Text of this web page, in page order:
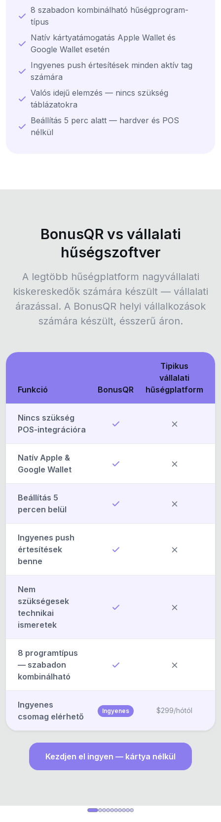
8 szabadon kombinálható hűségprogram-
típus
Natív kártyatámogatás Apple Wallet és
Google Wallet esetén
Ingyenes push értesítések minden aktív tag
számára
Valós idejű elemzés — nincs szükség
táblázatokra
Beállítás 5 perc alatt — hardver és POS
nélkül
BonusQR vs vállalati
hűségszoftver
A legtöbb hűségplatform nagyvállalati
kiskereskedők számára készült — vállalati
árazással. A BonusQR helyi vállalkozások
számára készült, ésszerű áron.
Funkció BonusQR
Tipikus
vállalati
hűségplatform
Nincs szükség
POS-integrációra
Natív Apple &
Google Wallet
Beállítás 5
percen belül
Ingyenes push
értesítések
benne
Nem
szükségesek
technikai
ismeretek
8 programtípus
— szabadon
kombinálható
Ingyenes
csomag elérhető
Ingyenes $299/hótól
Kezdjen el ingyen — kártya nélkül